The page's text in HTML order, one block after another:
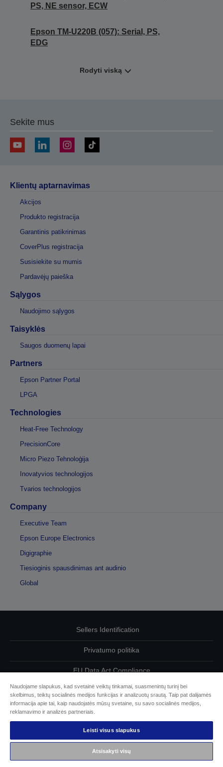
PS, NE sensor, ECW
Epson TM-U220B (057): Serial, PS,
EDG
Rodyti viską
Sekite mus
Klientų aptarnavimas
Akcijos
Produkto registracija
Garantinis patikrinimas
CoverPlus registracija
Susisiekite su mumis
Pardavėjų paieška
Sąlygos
Naudojimo sąlygos
Taisyklės
Saugos duomenų lapai
Partners
Epson Partner Portal
LPGA
Technologies
Heat-Free Technology
PrecisionCore
Micro Piezo Tehnoloģija
Inovatyvios technologijos
Tvarios technologijos
Company
Executive Team
Epson Europe Electronics
Digigraphie
Tiesioginis spausdinimas ant audinio
Global
Sellers Identification
Privatumo politika
EU Data Act Compliance
Susisiekite su mumis dėl savo duomenų
Cookie Information
„Epson“ įsipareigojimas dėl prieinamumo
© „Seiko Epson“, 2026 m.
Naudojame slapukus, kad svetainė veiktų tinkamai, suasmenintų turinį bei
skelbimus, teiktų socialinės medijos funkcijas ir analizuotų srautą. Taip pat dalijamės
informacija apie tai, kaip naudojatės mūsų svetaine, su savo socialinės medijos,
reklamavimo ir analizės partneriais.
Leisti visus slapukus
Atsisakyti visų